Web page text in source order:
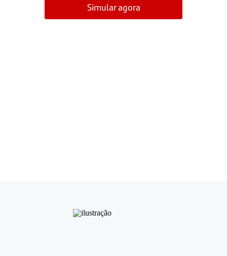
Simular agora